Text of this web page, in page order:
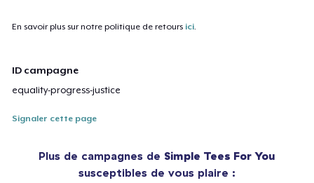
En savoir plus sur notre politique de retours ici.
ID campagne
equality-progress-justice
Signaler cette page
Plus de campagnes de Simple Tees For You
susceptibles de vous plaire :